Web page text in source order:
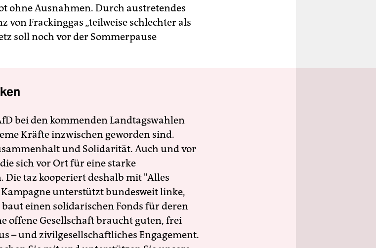
ohne Ausnahmen. Durch austretendes
von Frackinggas „teilweise schlechter als
soll noch vor der Sommerpause
bei den kommenden Landtagswahlen
Kräfte inzwischen geworden sind.
und Solidarität. Auch und vor
sich vor Ort für eine starke
Die taz kooperiert deshalb mit "Alles
unterstützt bundesweit linke,
einen solidarischen Fonds für deren
offene Gesellschaft braucht guten, frei
– und zivilgesellschaftliches Engagement.